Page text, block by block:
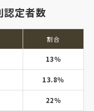
認定者数
割合
13％
13.8％
22％